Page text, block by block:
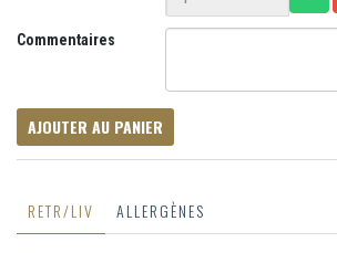
Commentaires
AJOUTER AU PANIER
RETR/LIV ALLERGÈNES